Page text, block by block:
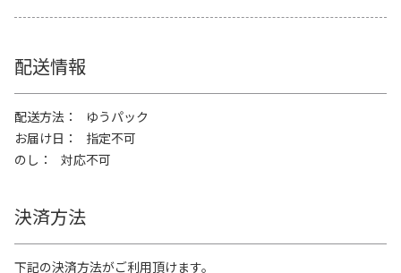
配送情報
配送方法
ゆうパック
お届け日
指定不可
のし
対応不可
決済方法
下記の決済方法がご利用頂けます。